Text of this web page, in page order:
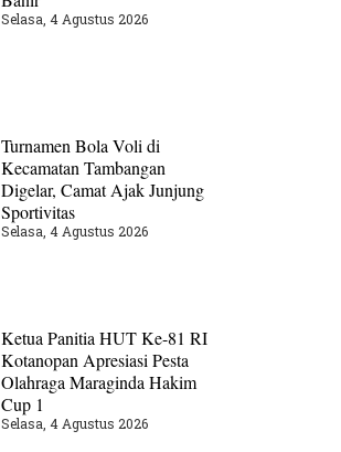
Selasa, 4 Agustus 2026
Turnamen Bola Voli di
Kecamatan Tambangan
Digelar, Camat Ajak Junjung
Sportivitas
Selasa, 4 Agustus 2026
Ketua Panitia HUT Ke-81 RI
Kotanopan Apresiasi Pesta
Olahraga Maraginda Hakim
Cup 1
Selasa, 4 Agustus 2026